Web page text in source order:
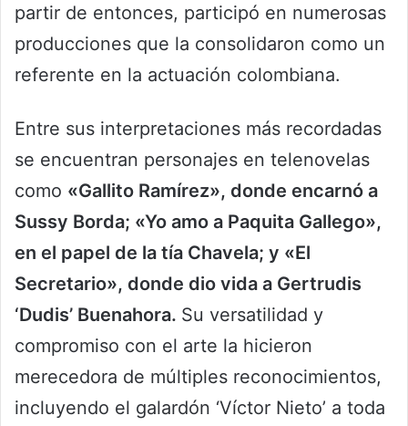
partir de entonces, participó en numerosas
producciones que la consolidaron como un
referente en la actuación colombiana.
Entre sus interpretaciones más recordadas
se encuentran personajes en telenovelas
como «Gallito Ramírez», donde encarnó a
Sussy Borda; «Yo amo a Paquita Gallego»,
en el papel de la tía Chavela; y «El
Secretario», donde dio vida a Gertrudis
‘Dudis’ Buenahora. Su versatilidad y
compromiso con el arte la hicieron
merecedora de múltiples reconocimientos,
incluyendo el galardón ‘Víctor Nieto’ a toda